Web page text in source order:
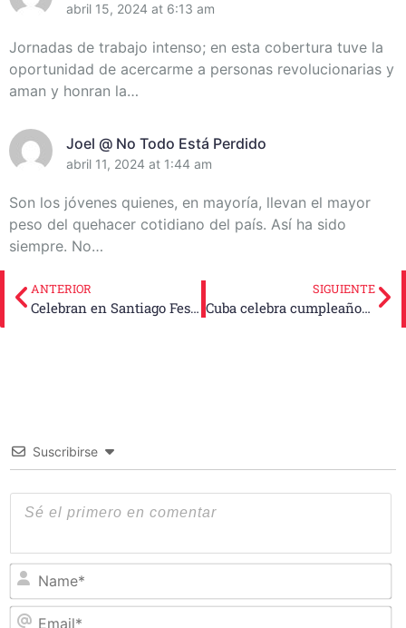
De Miembros Del Destacamento Pedagógico
abril 15, 2024 at 6:13 am
Jornadas de trabajo intenso; en esta cobertura tuve la
oportunidad de acercarme a personas revolucionarias y
aman y honran la…
Joel @ No Todo Está Perdido
abril 11, 2024 at 1:44 am
Son los jóvenes quienes, en mayoría, llevan el mayor
peso del quehacer cotidiano del país. Así ha sido
siempre. No…
ANTERIOR
Celebran en Santiago Festival de las Artes por la Paz
SIGUIENTE
Cuba celebra cumpleaños 95 de Raúl Castro Ruz
Suscribirse